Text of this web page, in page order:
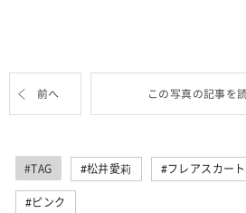
前へ この写真の記事を
#TAG 松井愛莉 フレアスカート
ピンク